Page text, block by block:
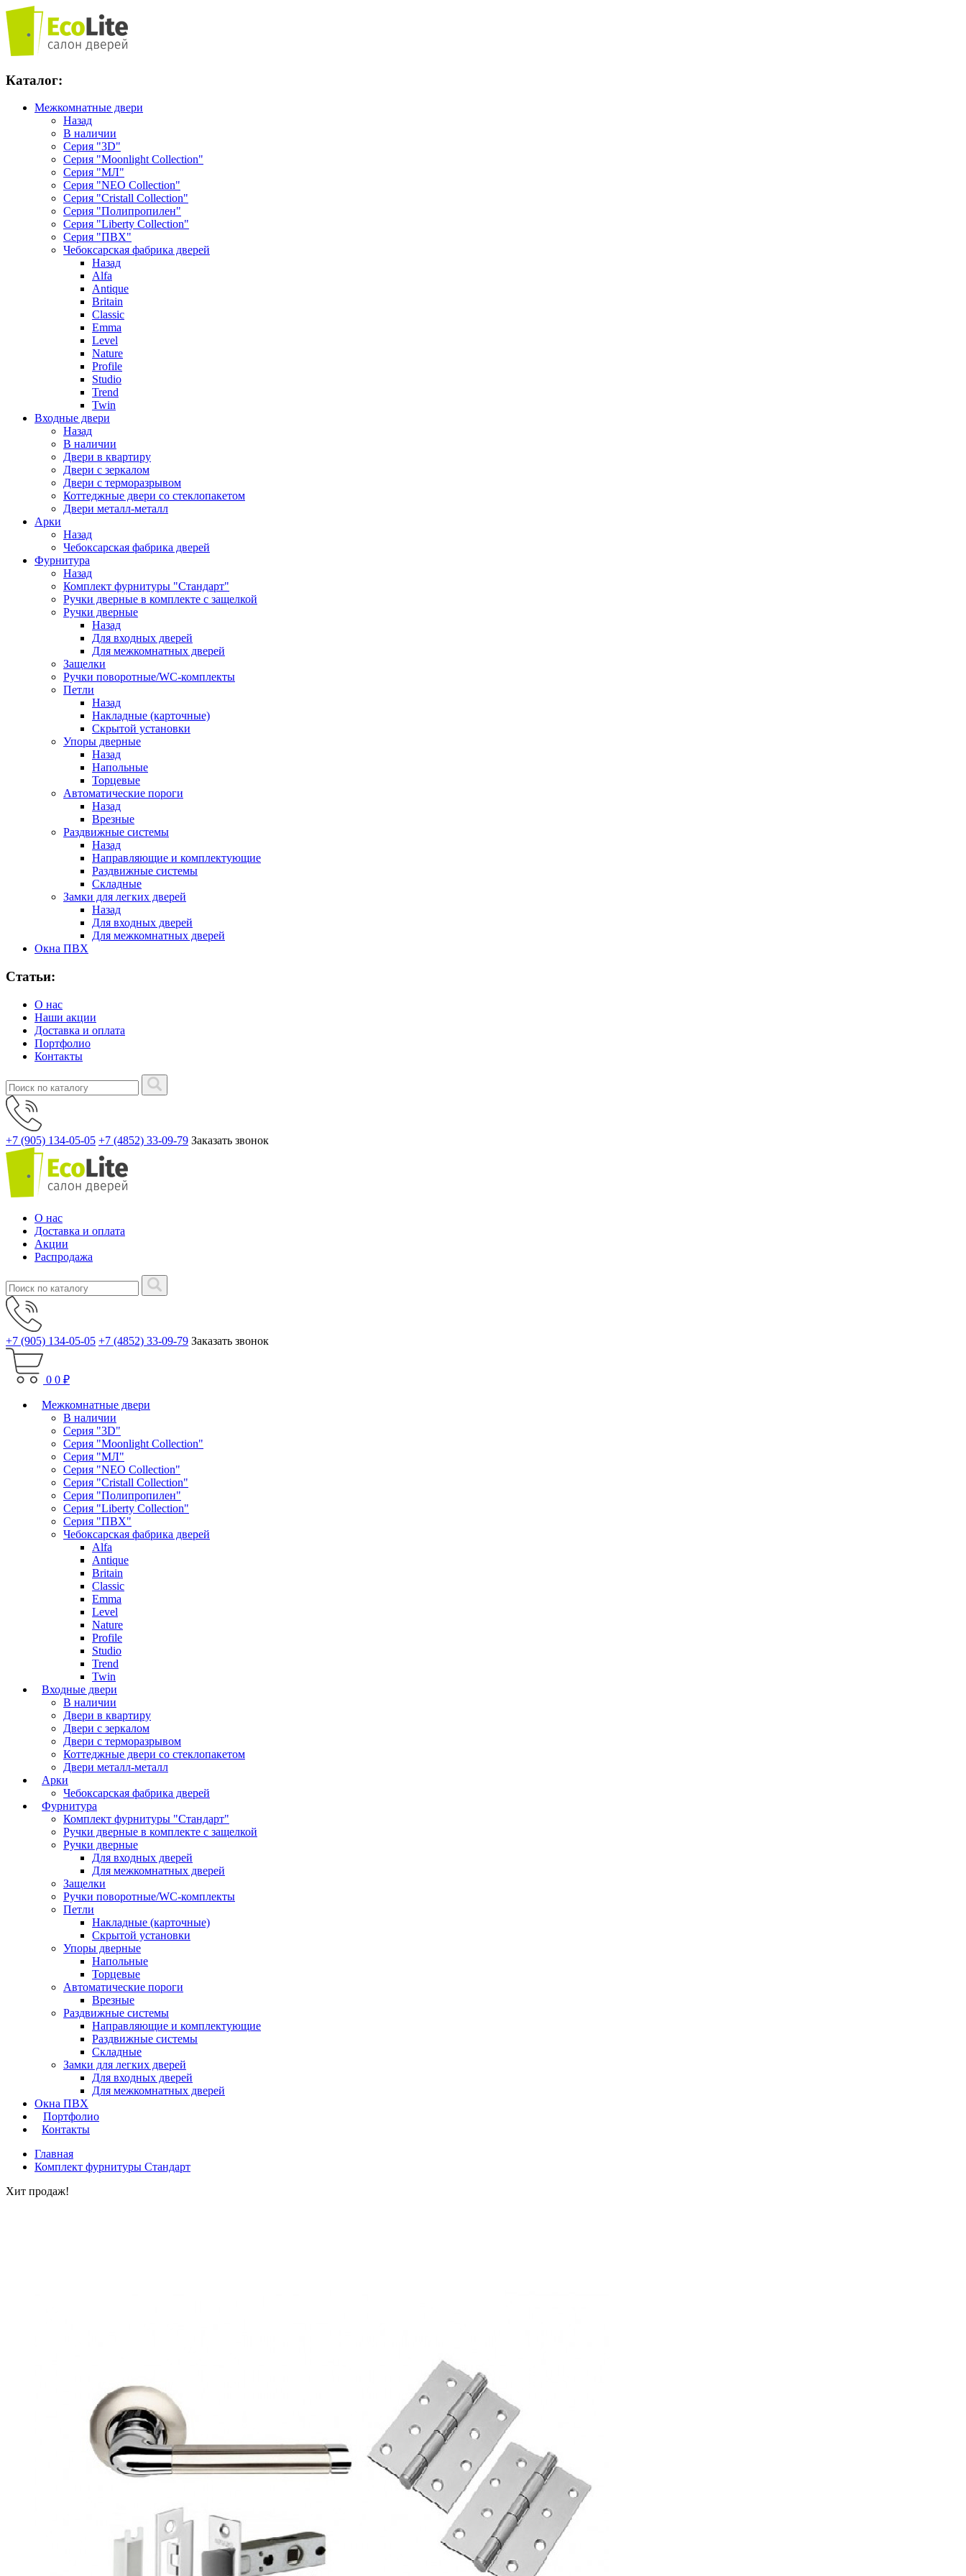
Каталог:
Межкомнатные двери
Назад
В наличии
Серия "3D"
Серия "Moonlight Collection"
Серия "МЛ"
Серия "NEO Collection"
Серия "Cristall Collection"
Серия "Полипропилен"
Серия "Liberty Collection"
Серия "ПВХ"
Чебоксарская фабрика дверей
Назад
Alfa
Antique
Britain
Classic
Emma
Level
Nature
Profile
Studio
Trend
Twin
Входные двери
Назад
В наличии
Двери в квартиру
Двери с зеркалом
Двери с терморазрывом
Коттеджные двери со стеклопакетом
Двери металл-металл
Арки
Назад
Чебоксарская фабрика дверей
Фурнитура
Назад
Комплект фурнитуры "Стандарт"
Ручки дверные в комплекте с защелкой
Ручки дверные
Назад
Для входных дверей
Для межкомнатных дверей
Защелки
Ручки поворотные/WC-комплекты
Петли
Назад
Накладные (карточные)
Скрытой установки
Упоры дверные
Назад
Напольные
Торцевые
Автоматические пороги
Назад
Врезные
Раздвижные системы
Назад
Направляющие и комплектующие
Раздвижные системы
Складные
Замки для легких дверей
Назад
Для входных дверей
Для межкомнатных дверей
Окна ПВХ
Статьи:
О нас
Наши акции
Доставка и оплата
Портфолио
Контакты
+7 (905) 134-05-05 +7 (4852) 33-09-79 Заказать звонок
О нас
Доставка и оплата
Акции
Распродажа
+7 (905) 134-05-05 +7 (4852) 33-09-79 Заказать звонок
0 0 ₽
Межкомнатные двери
В наличии
Серия "3D"
Серия "Moonlight Collection"
Серия "МЛ"
Серия "NEO Collection"
Серия "Cristall Collection"
Серия "Полипропилен"
Серия "Liberty Collection"
Серия "ПВХ"
Чебоксарская фабрика дверей
Alfa
Antique
Britain
Classic
Emma
Level
Nature
Profile
Studio
Trend
Twin
Входные двери
В наличии
Двери в квартиру
Двери с зеркалом
Двери с терморазрывом
Коттеджные двери со стеклопакетом
Двери металл-металл
Арки
Чебоксарская фабрика дверей
Фурнитура
Комплект фурнитуры "Стандарт"
Ручки дверные в комплекте с защелкой
Ручки дверные
Для входных дверей
Для межкомнатных дверей
Защелки
Ручки поворотные/WC-комплекты
Петли
Накладные (карточные)
Скрытой установки
Упоры дверные
Напольные
Торцевые
Автоматические пороги
Врезные
Раздвижные системы
Направляющие и комплектующие
Раздвижные системы
Складные
Замки для легких дверей
Для входных дверей
Для межкомнатных дверей
Окна ПВХ
Портфолио
Контакты
Главная
Комплект фурнитуры Стандарт
Хит продаж!